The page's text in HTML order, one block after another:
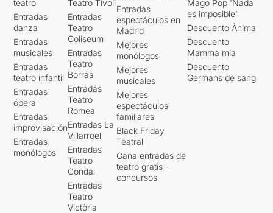
teatro
Entradas
danza
Entradas
musicales
Entradas
teatro infantil
Entradas
ópera
Entradas
improvisación
Entradas
monólogos
Teatro Tívoli
Entradas
Teatro
Coliseum
Entradas
Teatro
Borrás
Entradas
Teatro
Romea
Entradas La
Villarroel
Entradas
Teatro
Condal
Entradas
Teatro
Victòria
Entradas
espectáculos en
Madrid
Mejores
monólogos
Mejores
musicales
Mejores
espectáculos
familiares
Black Friday
Teatral
Gana entradas de
teatro gratis -
concursos
Mago Pop 'Nada
es imposible'
Descuento Ànima
Descuento
Mamma mia
Descuento
Germans de sang